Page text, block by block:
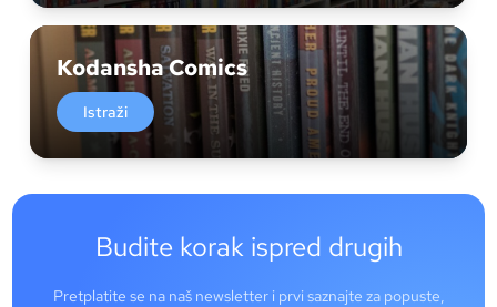
Kodansha Comics
Istraži
Budite korak ispred drugih
Pretplatite se na naš newsletter i prvi saznajte za popuste,